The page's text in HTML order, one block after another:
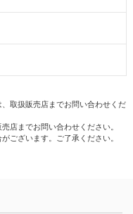
取扱販売店までお問い合わせくだ
店までお問い合わせください。
ございます。ご了承ください。